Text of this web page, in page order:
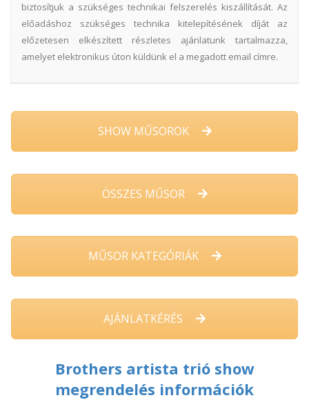
biztosítjuk a szükséges technikai felszerelés kiszállítását. Az
előadáshoz szükséges technika kitelepítésének díját az
előzetesen elkészített részletes ajánlatunk tartalmazza,
amelyet elektronikus úton küldünk el a megadott email címre.
SHOW MŰSOROK
ÖSSZES MŰSOR
MŰSOR KATEGÓRIÁK
AJÁNLATKÉRÉS
Brothers artista trió show
megrendelés információk